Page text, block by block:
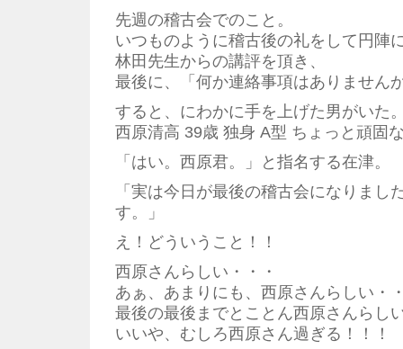
先週の稽古会でのこと。
いつものように稽古後の礼をして円陣
林田先生からの講評を頂き、
最後に、「何か連絡事項はありません
すると、にわかに手を上げた男がいた
西原清高 39歳 独身 A型 ちょっと頑固
「はい。西原君。」と指名する在津。
「実は今日が最後の稽古会になりまし
す。」
え！どういうこと！！
西原さんらしい・・・
あぁ、あまりにも、西原さんらしい・
最後の最後までとことん西原さんらし
いいや、むしろ西原さん過ぎる！！！